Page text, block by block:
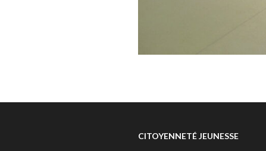
CITOYENNETÉ JEUNESSE